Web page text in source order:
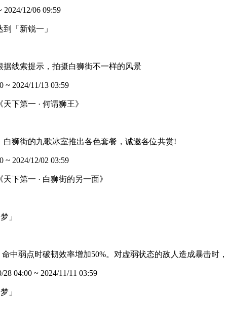
12/06 09:59
「新锐一」
线索提示，拍摄白狮街不一样的风景
2024/11/13 03:59
第一 · 何谓狮王》
狮街的九歌冰室推出各色套餐，诚邀各位共赏!
2024/12/02 03:59
第一 · 白狮街的另一面》
」
弱点时破韧效率增加50%。对虚弱状态的敌人造成暴击时，
04:00 ~ 2024/11/11 03:59
」